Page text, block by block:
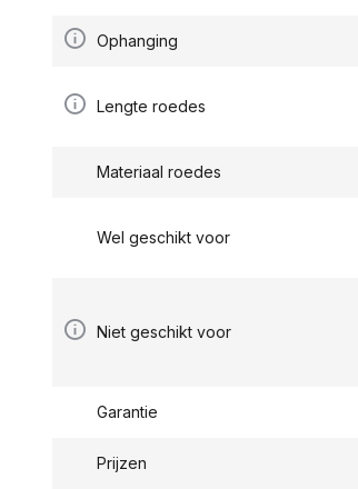
Ophanging
Lengte roedes
Materiaal roedes
Wel geschikt voor
Niet geschikt voor
Garantie
Prijzen